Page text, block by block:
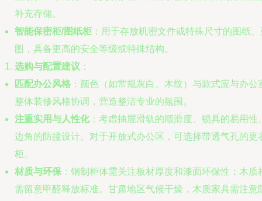
补充存储。
智能保密柜/图纸柜 ：用于存放机密文件或特殊尺寸的图纸
图，具备更高的安全等级或特殊结构。
选购与配置建议 ：
匹配办公风格 ：颜色（如常规灰白、木纹）与款式应与办公
整体装修风格协调，营造整洁专业的氛围。
注重实用与人性化：考虑抽屉滑轨的顺滑度、锁具的易用性
边角的防撞设计。对于开放式办公区，可选择带透气孔的更
柜。
材质与环保 ：钢制柜体需关注板材厚度和漆面环保性；木质
需留意甲醛释放标准。甘肃地区气候干燥，木质家具需注意